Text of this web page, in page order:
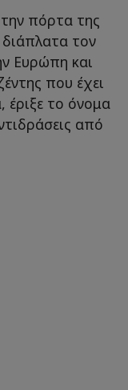
την πόρτα της
διάπλατα τον
Ευρώπη και
που έχει
έριξε το όνομα
από